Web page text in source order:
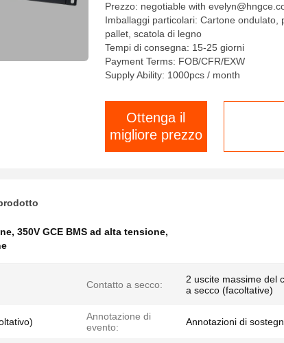
Prezzo: negotiable with
Imballaggi particolari: Cartone ondulato,
pallet, scatola di legno
Tempi di consegna: 15-25 giorni
Payment Terms: FOB/CFR/EXW
Supply Ability: 1000pcs / month
Ottenga il
migliore prezzo
, 350V GCE BMS ad alta tensione,
Contatto a secco:
2 uscite massime del
a secco (facoltative)
Annotazione di
evento:
Annotazioni di